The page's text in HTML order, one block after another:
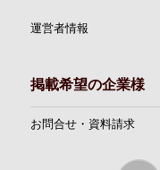
運営者情報
掲載希望の企業様
お問合せ・資料請求